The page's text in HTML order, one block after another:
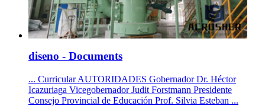
diseno - Documents
... Curricular AUTORIDADES Gobernador Dr. Héctor
Icazuriaga Vicegobernador Judit Forstmann Presidente
Consejo Provincial de Educación Prof. Silvia Esteban ...